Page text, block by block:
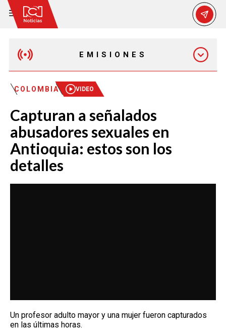
EMISIONES
MAÑANA EXPRESS
EMISIÓN 12:30 PM
EMISIÓN 7:00 PM
EMISIÓN 11:30 PM
COLOMBIA VIDEO
Capturan a señalados
abusadores sexuales en
Antioquia: estos son los
detalles
Un profesor adulto mayor y una mujer fueron capturados
en las últimas horas.